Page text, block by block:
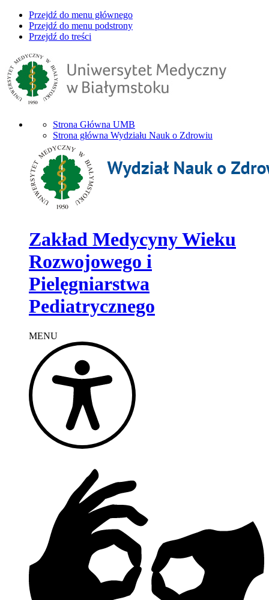
Przejdź do menu głównego
Przejdź do menu podstrony
Przejdź do treści
Strona Główna UMB
Strona główna Wydziału Nauk o Zdrowiu
Zakład Medycyny Wieku
Rozwojowego i
Pielęgniarstwa
Pediatrycznego
MENU